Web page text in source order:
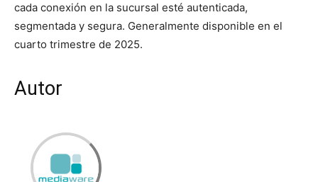
cada conexión en la sucursal esté autenticada,
segmentada y segura. Generalmente disponible en el
cuarto trimestre de 2025.
Autor